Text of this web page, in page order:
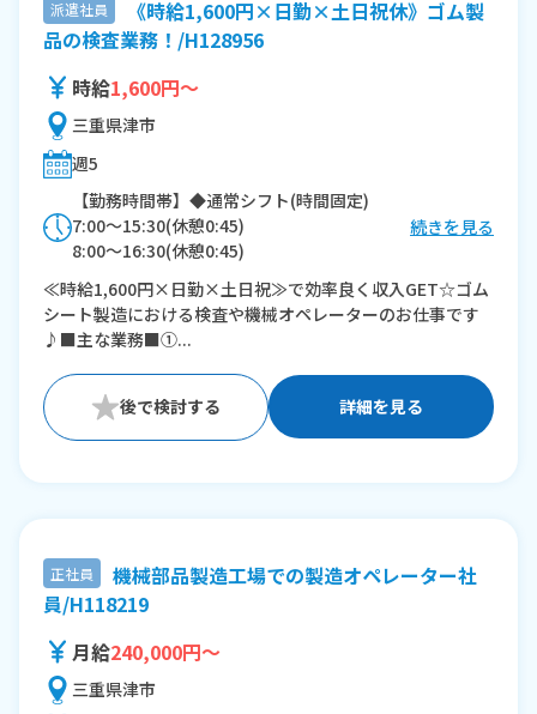
派遣社員
《時給1,600円×日勤×土日祝休》ゴム製
品の検査業務！/H128956
時給1,600円～
三重県津市
週5
【勤務時間帯】◆通常シフト(時間固定)
7:00〜15:30(休憩0:45)
8:00〜16:30(休憩0:45)
※残業：0〜20時間程度/月
続きを見る
≪時給1,600円×日勤×土日祝≫で効率良く収入GET☆ゴム
シート製造における検査や機械オペレーターのお仕事です
♪■主な業務■①...
詳細を見る
正社員
機械部品製造工場での製造オペレーター社
員/H118219
月給240,000円～
三重県津市